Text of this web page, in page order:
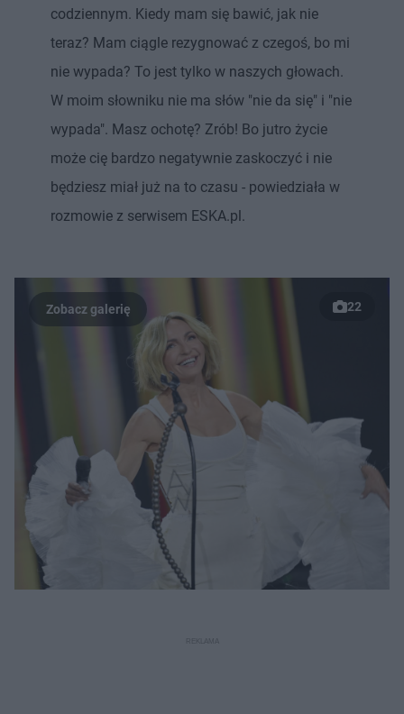
codziennym. Kiedy mam się bawić, jak nie
teraz? Mam ciągle rezygnować z czegoś, bo mi
nie wypada? To jest tylko w naszych głowach.
W moim słowniku nie ma słów "nie da się" i "nie
wypada". Masz ochotę? Zrób! Bo jutro życie
może cię bardzo negatywnie zaskoczyć i nie
będziesz miał już na to czasu - powiedziała w
rozmowie z serwisem ESKA.pl.
22